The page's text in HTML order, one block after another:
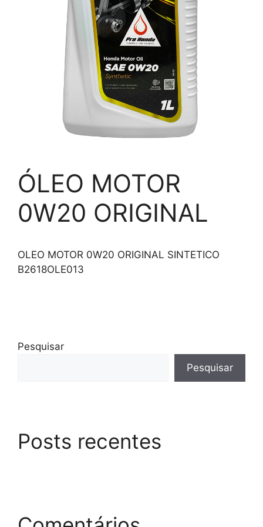
ÓLEO MOTOR
0W20 ORIGINAL
OLEO MOTOR 0W20 ORIGINAL SINTETICO
B2618OLE013
Pesquisar
Pesquisar
Posts recentes